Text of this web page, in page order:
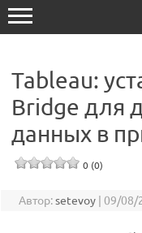
Tableau:
Bridge для
данных в
0 (0)
Автор:setevoy | 09/08/